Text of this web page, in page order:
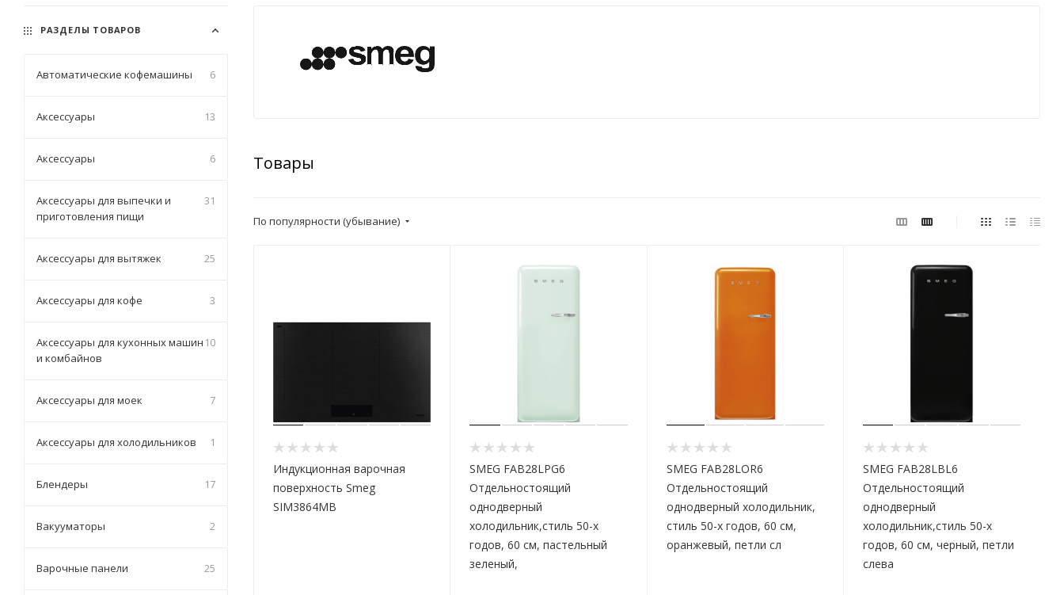
Товары
По популярности (убывание)
Индукционная варочная
поверхность Smeg
SIM3864MB
SMEG FAB28LPG6
Отдельностоящий
однодверный
холодильник,стиль 50-х
годов, 60 см, пастельный
зеленый,
SMEG FAB28LOR6
Отдельностоящий
однодверный холодильник,
стиль 50-х годов, 60 см,
оранжевый, петли сл
SMEG FAB28LBL6
Отдельностоящий
однодверный
холодильник,стиль 50-х
годов, 60 см, черный, петли
слева
РАЗДЕЛЫ ТОВАРОВ
Автоматические кофемашины 6
Аксессуары 13
Аксессуары 6
Аксессуары для выпечки и
приготовления пищи
31
Аксессуары для вытяжек 25
Аксессуары для кофе 3
Аксессуары для кухонных машин
и комбайнов
10
Аксессуары для моек 7
Аксессуары для холодильников 1
Блендеры 17
Вакууматоры 2
Варочные панели 25